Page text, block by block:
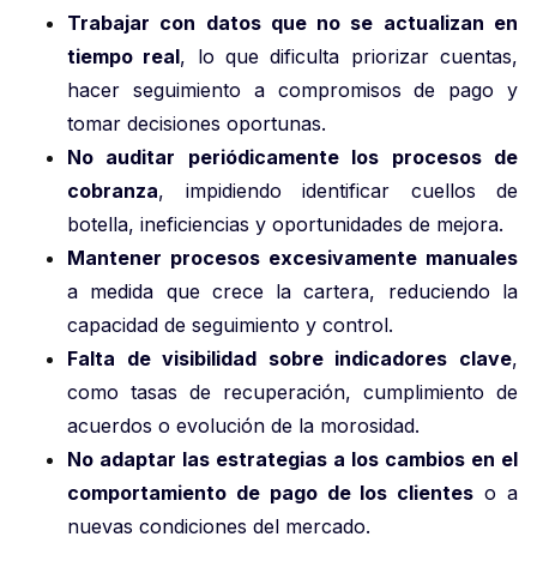
Trabajar con datos que no se actualizan en
tiempo real, lo que dificulta priorizar cuentas,
hacer seguimiento a compromisos de pago y
tomar decisiones oportunas.
No auditar periódicamente los procesos de
cobranza, impidiendo identificar cuellos de
botella, ineficiencias y oportunidades de mejora.
Mantener procesos excesivamente manuales
a medida que crece la cartera, reduciendo la
capacidad de seguimiento y control.
Falta de visibilidad sobre indicadores clave,
como tasas de recuperación, cumplimiento de
acuerdos o evolución de la morosidad.
No adaptar las estrategias a los cambios en el
comportamiento de pago de los clientes o a
nuevas condiciones del mercado.